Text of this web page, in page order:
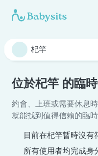
位於杞竿 的臨
約會、上班或需要休息
就能找到值得信賴的臨時
目前在杞竿暫時沒有
所有使用者均完成身